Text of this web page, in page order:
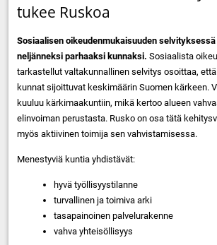
tukee Ruskoa
Sosiaalisen oikeudenmukaisuuden
neljänneksi parhaaksi kunnaksi. Sosiaalista
tarkastellut valtakunnallinen selvitys osoittaa,
kunnat sijoittuvat keskimäärin Suomen kärkeen.
kuuluu kärkimaakuntiin, mikä kertoo alueen
elinvoiman perustasta. Rusko on osa tätä
myös aktiivinen toimija sen vahvistamisessa.
Menestyviä kuntia yhdistävät:
hyvä työllisyystilanne
turvallinen ja toimiva arki
tasapainoinen palvelurakenne
vahva yhteisöllisyys